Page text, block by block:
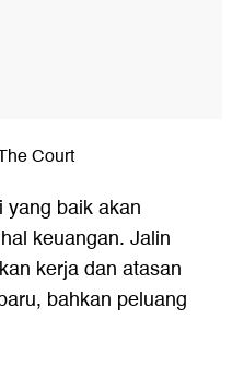
Court
baik akan
keuangan. Jalin
kerja dan atasan
bahkan peluang